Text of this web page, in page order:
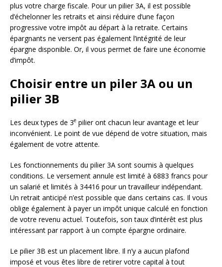
plus votre charge fiscale. Pour un pilier 3A, il est possible
d’échelonner les retraits et ainsi réduire d’une façon
progressive votre impôt au départ à la retraite. Certains
épargnants ne versent pas également l’intégrité de leur
épargne disponible. Or, il vous permet de faire une économie
d’impôt.
Choisir entre un piler 3A ou un
pilier 3B
Les deux types de 3e pilier ont chacun leur avantage et leur
inconvénient. Le point de vue dépend de votre situation, mais
également de votre attente.
Les fonctionnements du pilier 3A sont soumis à quelques
conditions. Le versement annule est limité à 6883 francs pour
un salarié et limités à 34416 pour un travailleur indépendant.
Un retrait anticipé n’est possible que dans certains cas. Il vous
oblige également à payer un impôt unique calculé en fonction
de votre revenu actuel. Toutefois, son taux d’intérêt est plus
intéressant par rapport à un compte épargne ordinaire.
Le pilier 3B est un placement libre. Il n’y a aucun plafond
imposé et vous êtes libre de retirer votre capital à tout